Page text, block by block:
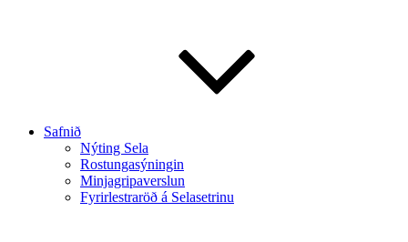
Safnið
Nýting Sela
Rostungasýningin
Minjagripaverslun
Fyrirlestraröð á Selasetrinu